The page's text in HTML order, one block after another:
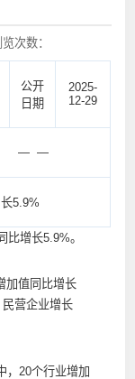
次数：
公开
日期
2025-
12-29
— —
5.9%
增长5.9%。
值同比增长
营企业增长
20个行业增加